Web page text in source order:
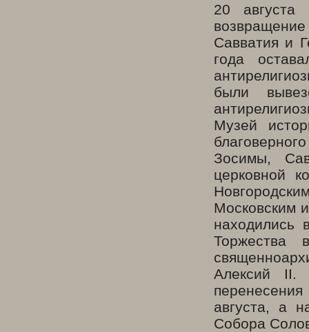
20 августа
Савватия и
года
были
Музей
Зосимы,
церковной
Московским
находились
Торжества
Алексий II.
августа, а
Собора